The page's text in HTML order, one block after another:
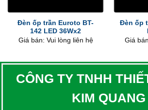
Đèn ốp trần Euroto BT-
142 LED 36Wx2
Giá bán: Vui lòng liên hệ
Đèn ốp
Giá
CÔNG TY TNHH
KIM QUANG